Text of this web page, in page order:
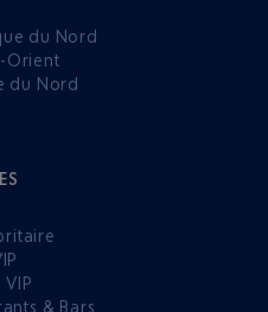
du Nord
Orient
du Nord
& Bars